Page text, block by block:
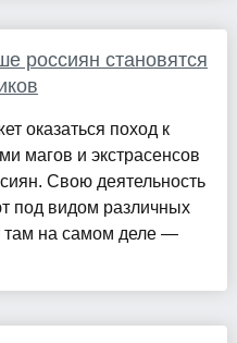
россиян становятся
оказаться поход к
магов и экстрасенсов
Свою деятельность
под видом различных
там на самом деле —